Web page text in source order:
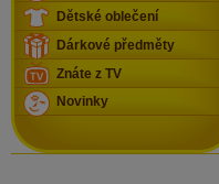
Dětské oblečení
Dárkové předměty
Znáte z TV
Novinky